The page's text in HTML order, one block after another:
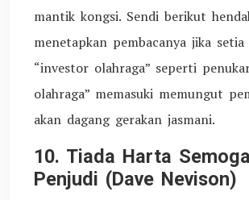
mantik kongsi. Sendi berikut
menetapkan pembacanya jika setia
“investor olahraga” seperti
olahraga” memasuki memungut
akan dagang gerakan jasmani.
10. Tiada Harta
Penjudi (Dave Nevison)